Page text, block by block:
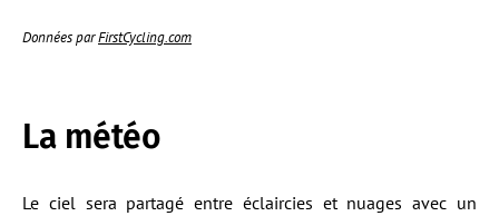
Données parFirstCycling.com
La météo
Le ciel sera partagé entre éclaircies et nuages avec un